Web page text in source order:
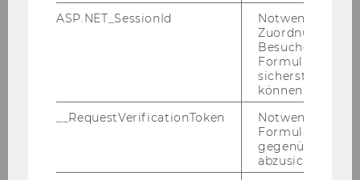
Datum 09.03.2021
Competition Law Reform
https://complaw-in-
conversation.eventbrite.at
ASP.NET_SessionId
Notwendig, um
Zuordnung von
Besucher zu
sicherstellen zu
können.
__RequestVerificationToken
Notwendig, um
gegenüber
abzusichern.